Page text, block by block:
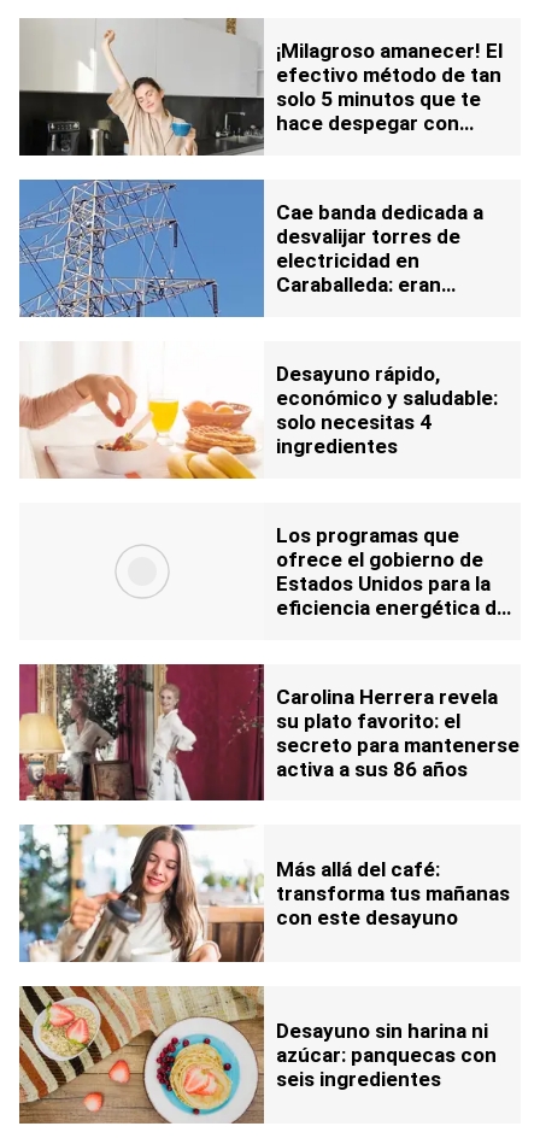
¡Milagroso amanecer! El
efectivo método de tan
solo 5 minutos que te
hace despegar con
Cae banda dedicada a
desvalijar torres de
electricidad en
Caraballeda: eran
Desayuno rápido,
económico y saludable:
solo necesitas 4
ingredientes
Los programas que
ofrece el gobierno de
Estados Unidos para la
eficiencia energética del
Carolina Herrera revela
su plato favorito: el
secreto para mantenerse
activa a sus 86 años
Más allá del café:
transforma tus mañanas
con este desayuno
Desayuno sin harina ni
azúcar: panquecas con
seis ingredientes